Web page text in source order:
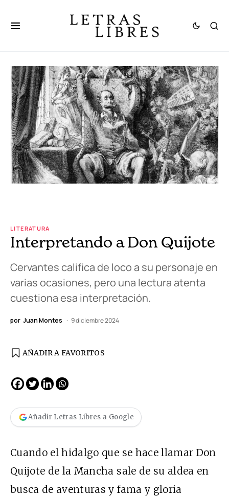
LITERATURA
Interpretando a Don Quijote
Cervantes califica de loco a su personaje en
varias ocasiones, pero una lectura atenta
cuestiona esa interpretación.
por Juan Montes 9 diciembre 2024
AÑADIR A FAVORITOS
Añadir Letras Libres a Google
Cuando el hidalgo que se hace llamar Don
Quijote de la Mancha sale de su aldea en
busca de aventuras y fama y gloria